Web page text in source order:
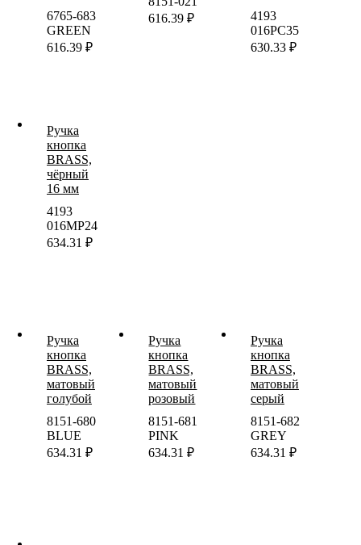
6765-683
GREEN
616.39 ₽
616.39₽
4193
016PC35
630.33 ₽
Ручка
кнопка
BRASS,
чёрный
16 мм
4193
016MP24
634.31 ₽
Ручка
кнопка
BRASS,
матовый
голубой
8151-680
BLUE
634.31 ₽
Ручка
кнопка
BRASS,
матовый
розовый
8151-681
PINK
634.31₽
Ручка
кнопка
BRASS,
матовый
серый
8151-682
GREY
634.31 ₽